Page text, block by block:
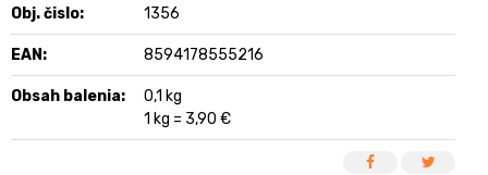
Obj. čislo: 1356
EAN: 8594178555216
Obsah balenia:
0,1 kg
1 kg = 3,90 €